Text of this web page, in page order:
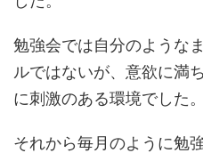
勉強会では自分のような
ルではないが、意欲に満
に刺激のある環境でした。
それから毎月のように勉